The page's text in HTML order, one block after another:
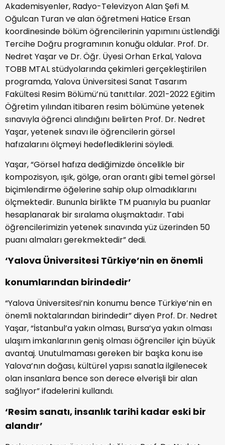
Akademisyenler, Radyo-Televizyon Alan Şefi M.
Oğulcan Turan ve alan öğretmeni Hatice Ersan
koordinesinde bölüm öğrencilerinin yapımını üstlendiği
Tercihe Doğru programının konuğu oldular. Prof. Dr.
Nedret Yaşar ve Dr. Öğr. Üyesi Orhan Erkal, Yalova
TOBB MTAL stüdyolarında çekimleri gerçekleştirilen
programda, Yalova Üniversitesi Sanat Tasarım
Fakültesi Resim Bölümü’nü tanıttılar. 2021-2022 Eğitim
Öğretim yılından itibaren resim bölümüne yetenek
sınavıyla öğrenci alındığını belirten Prof. Dr. Nedret
Yaşar, yetenek sınavı ile öğrencilerin görsel
hafızalarını ölçmeyi hedeflediklerini söyledi.
Yaşar, “Görsel hafıza dediğimizde öncelikle bir
kompozisyon, ışık, gölge, oran orantı gibi temel görsel
biçimlendirme öğelerine sahip olup olmadıklarını
ölçmektedir. Bununla birlikte TM puanıyla bu puanlar
hesaplanarak bir sıralama oluşmaktadır. Tabi
öğrencilerimizin yetenek sınavında yüz üzerinden 50
puanı almaları gerekmektedir” dedi.
‘Yalova Üniversitesi Türkiye’nin en önemli
konumlarından birindedir’
“Yalova Üniversitesi’nin konumu bence Türkiye’nin en
önemli noktalarından birindedir” diyen Prof. Dr. Nedret
Yaşar, “İstanbul’a yakın olması, Bursa’ya yakın olması
ulaşım imkanlarının geniş olması öğrenciler için büyük
avantaj. Unutulmaması gereken bir başka konu ise
Yalova’nın doğası, kültürel yapısı sanatla ilgilenecek
olan insanlara bence son derece elverişli bir alan
sağlıyor” ifadelerini kullandı.
‘Resim sanatı, insanlık tarihi kadar eski bir
alandır’